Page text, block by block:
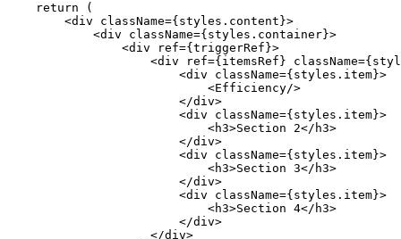
    return (
        <div className={styles.content}>
            <div className={styles.container}>
                <div ref={triggerRef}>
<div ref={itemsRef}
                        <div className={styles.item}>
                            <Efficiency/>
                        </div>
                        <div className={styles.item}>
                            <h3>Section 2</h3>
                        </div>
                        <div className={styles.item}>
                            <h3>Section 3</h3>
                        </div>
                        <div className={styles.item}>
                            <h3>Section 4</h3>
                        </div>
                    </div>